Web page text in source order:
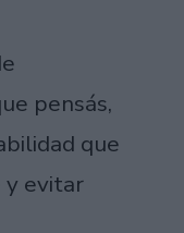
pensás,
que
y evitar